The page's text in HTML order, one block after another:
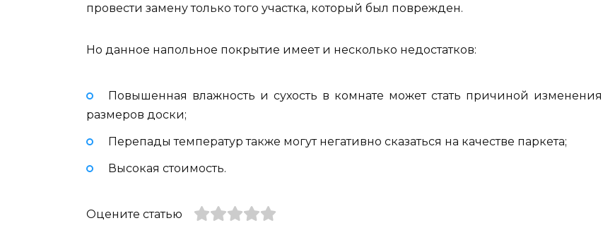
провести замену только того участка, который был поврежден.
Но данное напольное покрытие имеет и несколько недостатков:
Повышенная влажность и сухость в комнате может стать причиной изменения
размеров доски;
Перепады температур также могут негативно сказаться на качестве паркета;
Высокая стоимость.
Оцените статью